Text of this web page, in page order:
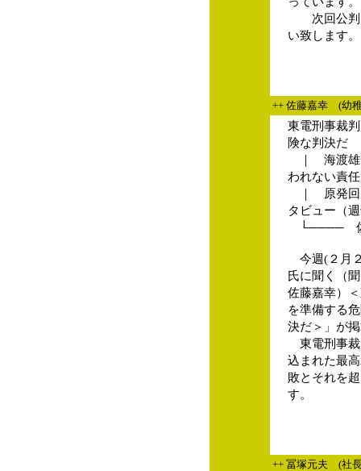
次回公判
い致します。
++ 佐藤嘉幸 (幼
東電刑事裁
険な判決だ
｜ 海渡雄
われない責
｜ 原発回
タビュー（
└──── 佐
今週(２月
氏に聞く（
佐藤嘉幸）
を準備する
決だ＞」が
東電刑事裁
込まれた最
敗とそれを
す。
++ 冨塚元夫 (社